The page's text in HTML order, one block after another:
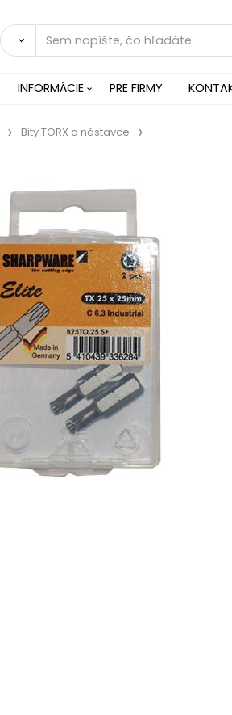
INFORMÁCIE PRE FIRMY
Bity TORX a nástavce